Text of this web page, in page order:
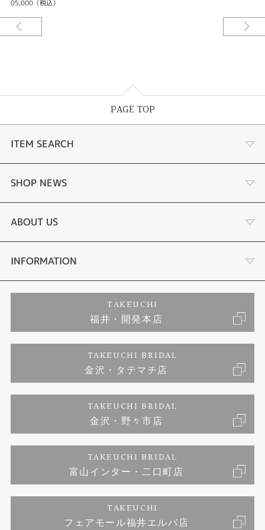
05,000（税込）
PAGE TOP
ITEM SEARCH
婚約指輪
結婚指輪
セットリング
エタニティリング
婚約ネックレス
SHOP NEWS
サプライズプロポーズ相談室
ダイヤモンドカッターブランド
アフターメンテナンス
富山指輪工房｜手作りペアリング
富山指輪工房｜手作り結婚指輪 and 婚約指輪
富山指輪工房｜手作り婚約指輪プロポーズプラン
ABOUT US
店舗情報
お問い合わせ
INFORMATION
プライバシーポリシー
TAKEUCHI
福井・開発本店
TAKEUCHI BRIDAL
金沢・タテマチ店
TAKEUCHI BRIDAL
金沢・野々市店
TAKEUCHI BRIDAL
富山インター・二口町店
TAKEUCHI
フェアモール福井エルパ店